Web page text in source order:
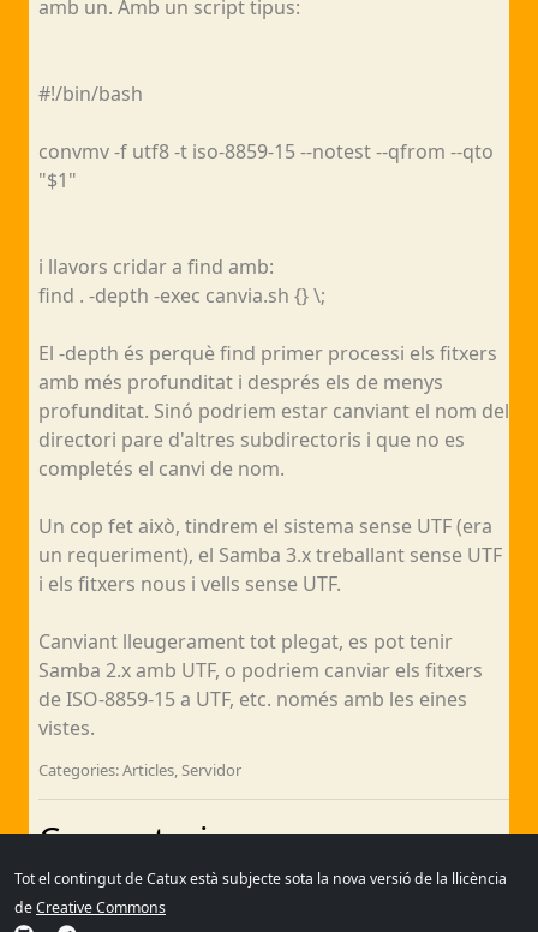
amb un. Amb un script tipus:
#!/bin/bash
convmv -f utf8 -t iso-8859-15 --notest --qfrom --qto
"$1"
i llavors cridar a find amb:
find . -depth -exec canvia.sh {} \;
El -depth és perquè find primer processi els fitxers
amb més profunditat i després els de menys
profunditat. Sinó podriem estar canviant el nom del
directori pare d'altres subdirectoris i que no es
completés el canvi de nom.
Un cop fet això, tindrem el sistema sense UTF (era
un requeriment), el Samba 3.x treballant sense UTF
i els fitxers nous i vells sense UTF.
Canviant lleugerament tot plegat, es pot tenir
Samba 2.x amb UTF, o podriem canviar els fitxers
de ISO-8859-15 a UTF, etc. només amb les eines
vistes.
Categories: Articles, Servidor
Comentaris
Sense comentaris
Tot el contingut de Catux està subjecte sota la nova versió de la llicència
deCreative Commons